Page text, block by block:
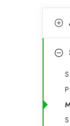
e
n
a
o